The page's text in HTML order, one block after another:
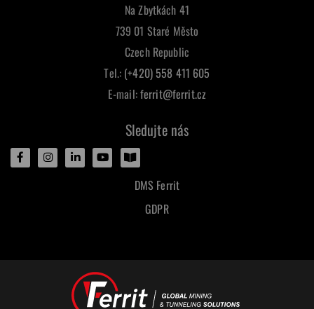
Na Zbytkách 41
739 01 Staré Město
Czech Republic
Tel.: (+420) 558 411 605
E-mail:ferrit@ferrit.cz
Sledujte nás
DMS Ferrit
GDPR